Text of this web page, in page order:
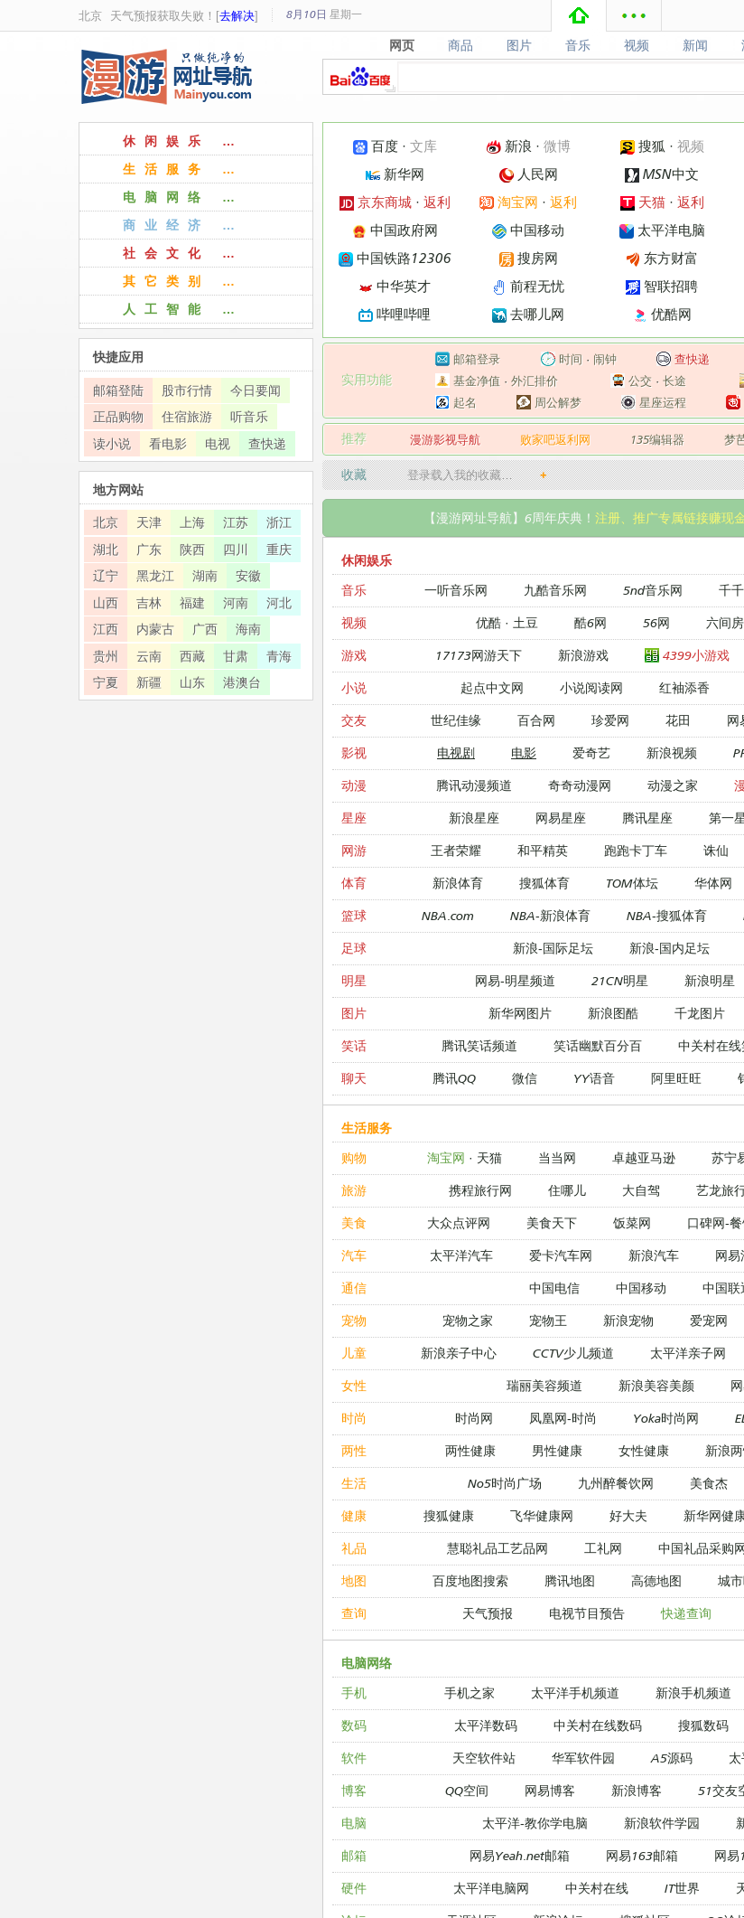
北京 天气预报获取失败！[去解决] 8月10日 星期一
网页
网页 商品
商品 图片
图片 音乐
音乐 视频
视频 新闻
新闻
百度· 文库 新浪 · 微博 搜狐 · 视频
新华网
人民网 MSN中文
京东商城· 返利 淘宝网 · 返利 天猫· 返利
中国政府网
中国移动 太平洋电脑
中国铁路12306
搜房网 东方财富
中华英才
前程无忧 智联招聘
哔哩哔哩
去哪儿网 优酷网
实用功能
邮箱登录 时间· 闹钟 查快递
基金净值 · 外汇排价 公交 ·长途
起名
周公解梦 星座运程
推荐 漫游影视导航 败家吧返利网 135编辑器 梦
收藏 登录载入我的收藏… +
【漫游网址导航】6周年庆典！ 注册、推广专属链接赚现
休闲娱乐
音乐
一听音乐网 九酷音乐网 5nd音乐网 千
视频 优酷 · 土豆 酷6网 56网 六间房
游戏 17173网游天下 新浪游戏 4399小游戏
小说 起点中文网 小说阅读网 红袖添香
交友 世纪佳缘 百合网 珍爱网 花田 网
影视 电视剧 电影 爱奇艺 新浪视频
动漫 腾讯动漫频道 奇奇动漫网 动漫之家
星座 新浪星座 网易星座 腾讯星座 第一
网游 王者荣耀 和平精英 跑跑卡丁车 诛仙
体育 新浪体育 搜狐体育 TOM体坛 华体网
篮球 NBA.com NBA-新浪体育 NBA-搜狐体育
足球 新浪-国际足坛 新浪-国内足坛
明星 网易-明星频道 21CN明星 新浪明星
图片 新华网图片 新浪图酷 千龙图片
笑话 腾讯笑话频道 笑话幽默百分百 中关村在
聊天 腾讯QQ 微信 YY语音 阿里旺旺
生活服务
购物
淘宝网 · 天猫 当当网 卓越亚马逊 苏宁
旅游 携程旅行网 住哪儿 大自驾 艺龙旅
美食 大众点评网 美食天下 饭菜网 口碑网-
汽车 太平洋汽车 爱卡汽车网 新浪汽车 网易
通信 中国电信 中国移动 中国联
宠物 宠物之家 宠物王 新浪宠物 爱宠网
儿童 新浪亲子中心 CCTV少儿频道 太平洋亲子网
女性 瑞丽美容频道 新浪美容美颜
时尚 时尚网 凤凰网-时尚 Yoka时尚网
两性 两性健康 男性健康 女性健康 新浪
生活 No5时尚广场 九州醉餐饮网 美食杰
健康 搜狐健康 飞华健康网 好大夫 新华网健
礼品 慧聪礼品工艺品网 工礼网 中国礼品采购
地图 百度地图搜索 腾讯地图 高德地图 城
查询 天气预报 电视节目预告 快递查询
电脑网络
手机
手机之家 太平洋手机频道 新浪手机频道
数码 太平洋数码 中关村在线数码 搜狐数码
软件 天空软件站 华军软件园 A5源码
博客 QQ空间 网易博客 新浪博客 51交友
电脑 太平洋-教你学电脑 新浪软件学园
邮箱 网易Yeah.net邮箱 网易163邮箱 网易
硬件 太平洋电脑网 中关村在线 IT世界
休闲娱乐 …
生活服务 …
电脑网络 …
商业经济 …
社会文化 …
其它类别 …
人工智能 …
快捷应用
邮箱登陆 股市行情
今日要闻
正品购物
住宿旅游
听音乐
读小说
看电影 电视 查快递
地方网站
北京 天津 上海 江苏
浙江
湖北
广东 陕西 四川
重庆
辽宁
黑龙江 湖南
安徽
山西
吉林 福建 河南
河北
江西
内蒙古 广西
海南
贵州
云南 西藏 甘肃
青海
宁夏
新疆 山东 港澳台